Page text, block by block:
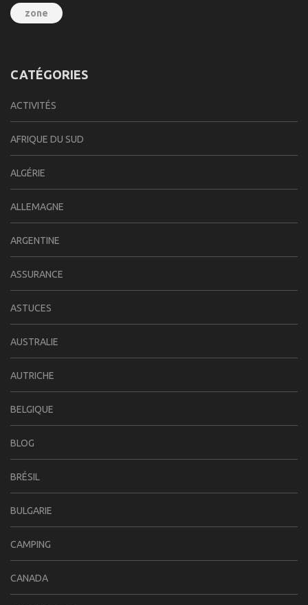
zone
CATÉGORIES
ACTIVITÉS
AFRIQUE DU SUD
ALGÉRIE
ALLEMAGNE
ARGENTINE
ASSURANCE
ASTUCES
AUSTRALIE
AUTRICHE
BELGIQUE
BLOG
BRÉSIL
BULGARIE
CAMPING
CANADA